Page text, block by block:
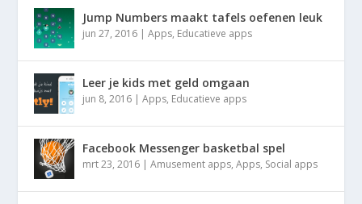
Jump Numbers maakt tafels oefenen leuk
jun 27, 2016 |Apps, Educatieve apps
Leer je kids met geld omgaan
jun 8, 2016 |Apps, Educatieve apps
Facebook Messenger basketbal spel
mrt 23, 2016 |Amusement apps,Apps, Social apps